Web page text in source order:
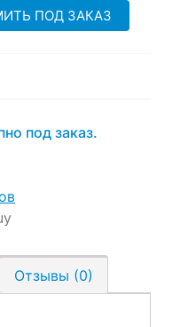
ПОД ЗАКАЗ
под заказ.
Отзывы (0)